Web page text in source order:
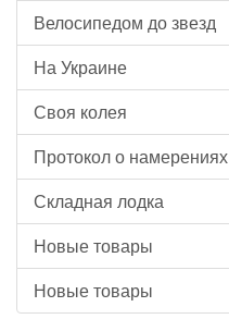
Велосипедом до звезд
На Украине
Своя колея
Протокол о намерениях
Складная лодка
Новые товары
Новые товары